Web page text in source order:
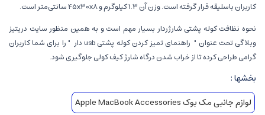
کاربران باسلیقه قرار گرفته است. وزن آن 1.3 کیلوگرم و 45x30x8 سانتی‌متر است.
نحوه نظافت کوله پشتی شارژردار بسیار مهم است و به همین منظور سایت دریتیز
وبلاگی تحت عنوان " راهنمای تمیز کردن کوله پشتی usb دار
" را برای شما کاربران
گرامی طراحی کرده تا از خراب شدن درگاه شارژ کیف کولی جلوگیری شود.
بخشها :
لوازم جانبی مک بوک Apple MacBook Accessories